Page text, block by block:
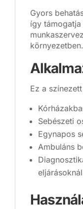
Gyors
így
környezetben.
Ez a
Sebészeti
Egynapos
Ambuláns
eljárásoknál